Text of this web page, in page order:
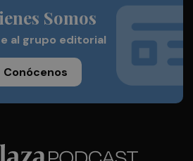
Somos
al grupo editorial
Conócenos